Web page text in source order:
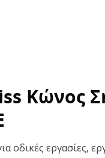
Κώνος
οδικές εργασίες,